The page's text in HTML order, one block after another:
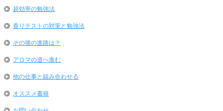
超効率の勉強法
香りテストの対策と勉強法
その後の進路は？
アロマの道へ進む
他の仕事と組み合わせる
オススメ書籍